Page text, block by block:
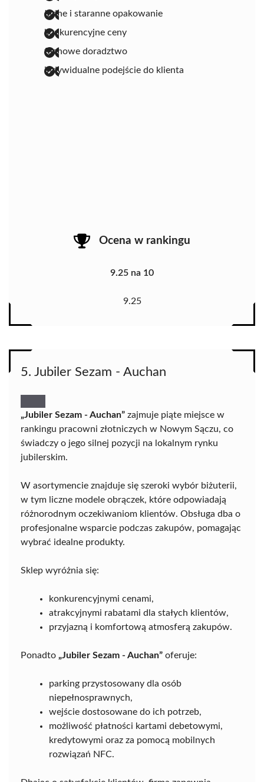
ładne i staranne opakowanie
konkurencyjne ceny
fachowe doradztwo
indywidualne podejście do klienta
Ocena w rankingu
9.25 na 10
9.25
5. Jubiler Sezam - Auchan
„Jubiler Sezam - Auchan” zajmuje piąte miejsce w
rankingu pracowni złotniczych w Nowym Sączu, co
świadczy o jego silnej pozycji na lokalnym rynku
jubilerskim.
W asortymencie znajduje się szeroki wybór biżuterii,
w tym liczne modele obrączek, które odpowiadają
różnorodnym oczekiwaniom klientów. Obsługa dba o
profesjonalne wsparcie podczas zakupów, pomagając
wybrać idealne produkty.
Sklep wyróżnia się:
konkurencyjnymi cenami,
atrakcyjnymi rabatami dla stałych klientów,
przyjazną i komfortową atmosferą zakupów.
Ponadto „Jubiler Sezam - Auchan” oferuje:
parking przystosowany dla osób
niepełnosprawnych,
wejście dostosowane do ich potrzeb,
możliwość płatności kartami debetowymi,
kredytowymi oraz za pomocą mobilnych
rozwiązań NFC.